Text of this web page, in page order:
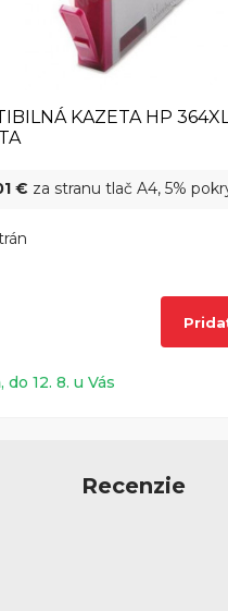
KAZETA HP
€ za stranu tlač A4, 5%
, do 12. 8. u Vás
Recenzie